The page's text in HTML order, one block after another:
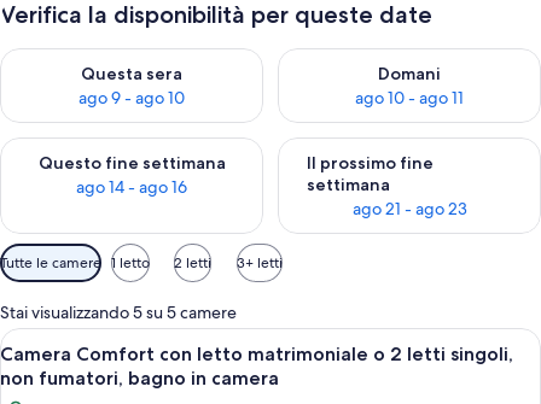
Verifica la disponibilità per queste date
Questa sera
ago 9 - ago 10
Verifica la disponibilità per questa sera, ago 9 - ago 10
Domani
ago 10 - ago 11
Verifica la disponibilità per
Questo fine settimana
ago 14 - ago 16
Verifica la disponibilità per questo fine settimana, ago 14 -
Il prossimo fine
settimana
ago 21 - ago 23
Verifica la disponibilità per il
Filtri
disponibili
per
le
camere
Tutte le camere 1 letto 2 letti 3+ letti
Stai visualizzando 5 su 5 camere
Apri
tutte
le
Una camera d'albergo con un letto
7
Camera Comfort con letto matrimoniale o 2 letti singoli,
non fumatori, bagno in camera